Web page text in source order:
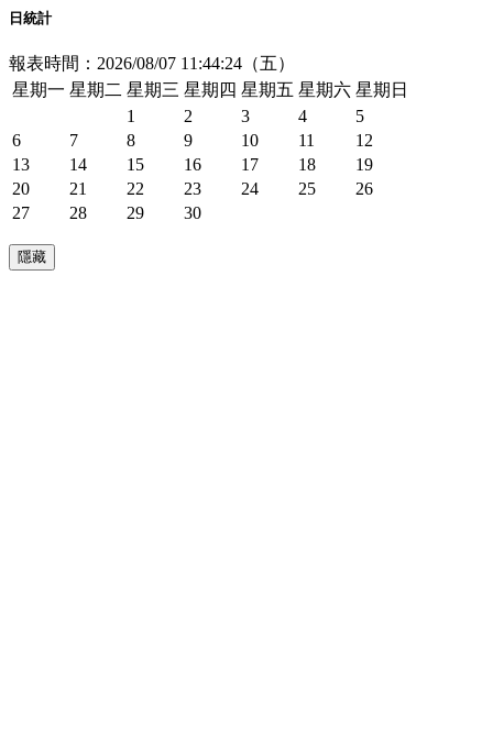
日統計
報表時間：2026/08/07 11:44:24（五）
星期一 星期二 星期三 星期四 星期五 星期六 星期日
1
2 3 4
5
6
7 8 9 10 11
12
13
14 15 16 17 18
19
20
21 22 23 24 25
26
27
28 29 30